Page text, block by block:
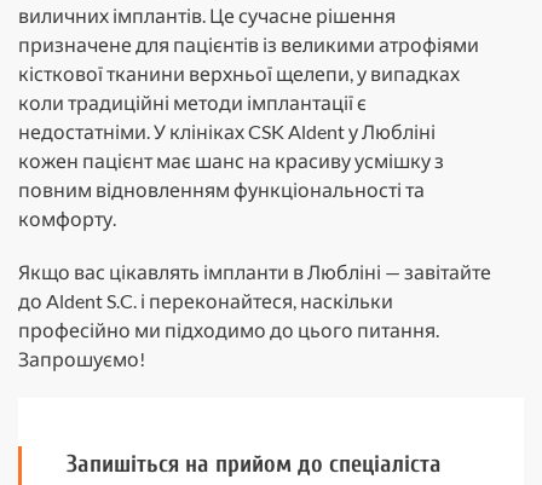
виличних імплантів. Це сучасне рішення
призначене для пацієнтів із великими атрофіями
кісткової тканини верхньої щелепи, у випадках
коли традиційні методи імплантації є
недостатніми. У клініках CSK Aldent у Любліні
кожен пацієнт має шанс на красиву усмішку з
повним відновленням функціональності та
комфорту.
Якщо вас цікавлять імпланти в Любліні — завітайте
до Aldent S.C. і переконайтеся, наскільки
професійно ми підходимо до цього питання.
Запрошуємо!
Запишіться на прийом до спеціаліста